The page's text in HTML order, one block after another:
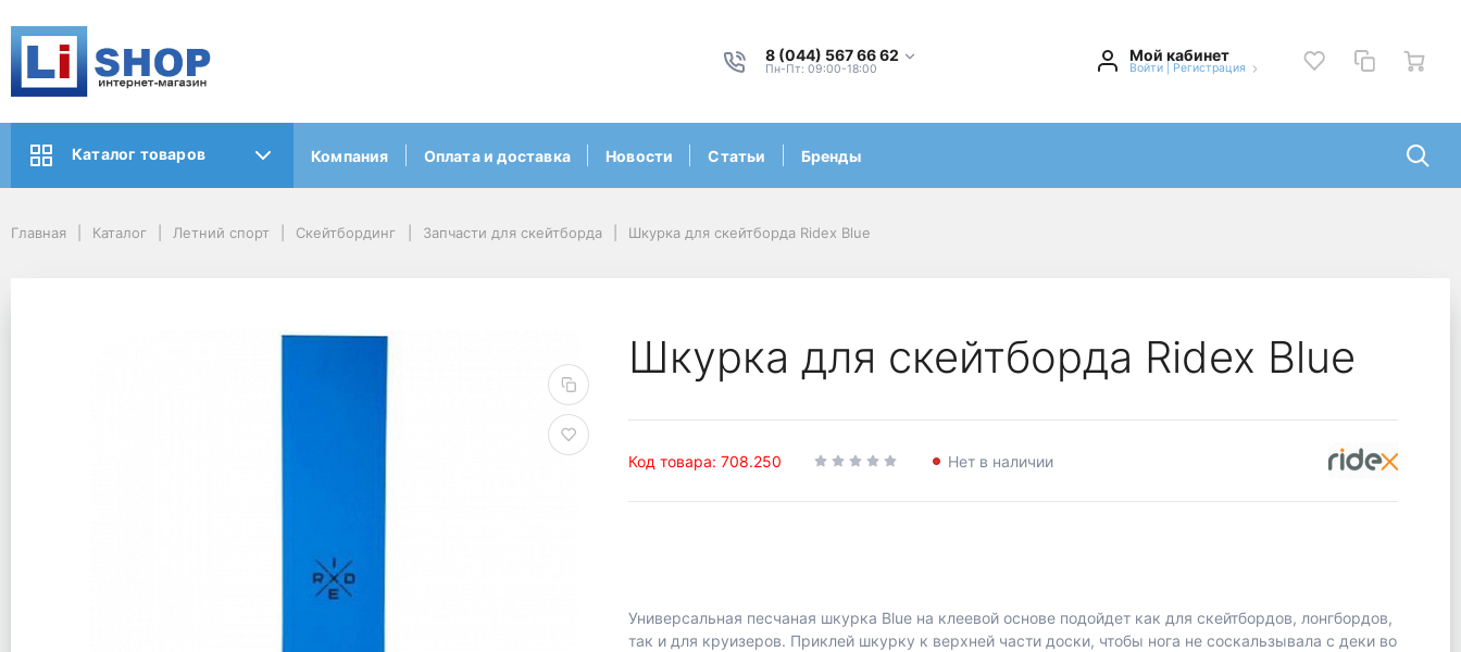
8 (044) 567 66 62
Пн-Пт: 09:00-18:00
Мой кабинет
Войти Регистрация
Каталог товаров Компания Оплата и доставка Новости Статьи Бренды
Главная Каталог Летний спорт Скейтбординг Запчасти для скейтборда Шкурка для скейтборда Ridex Blue
Шкурка для скейтборда Ridex Blue
Код товара: 708.250 Нет в наличии
Универсальная песчаная шкурка Blue на клеевой основе подойдет как для скейтбордов, лонгбордов,
так и для круизеров. Приклей шкурку к верхней части доски, чтобы нога не соскальзывала с деки во